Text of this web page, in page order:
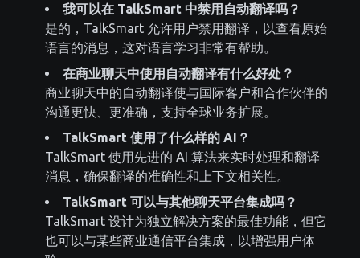
我可以在 TalkSmart 中禁用自动翻译吗？
是的，TalkSmart 允许用户禁用翻译，以查看原始
语言的消息，这对语言学习非常有帮助。
在商业聊天中使用自动翻译有什么好处？
商业聊天中的自动翻译使与国际客户和合作伙伴的
沟通更快、更准确，支持全球业务扩展。
TalkSmart 使用了什么样的 AI？
TalkSmart 使用先进的 AI 算法来实时处理和翻译
消息，确保翻译的准确性和上下文相关性。
TalkSmart 可以与其他聊天平台集成吗？
TalkSmart 设计为独立解决方案的最佳功能，但它
也可以与某些商业通信平台集成，以增强用户体